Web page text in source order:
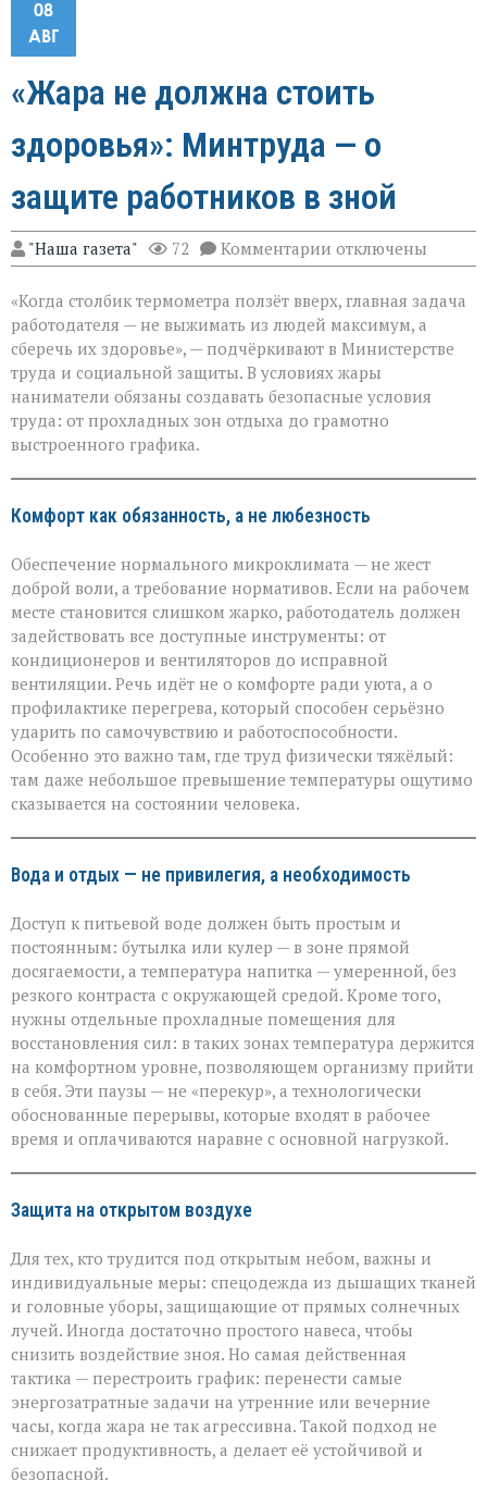
08
АВГ
«Жара не должна стоить
здоровья»: Минтруда — о
защите работников в зной
"Наша газета" 72 Комментарии к
записи
не
должна
стоить
здоровья»:
Минтруда — о
защите
работников
в
отключены
«Когда столбик термометра ползёт вверх, главная задача
работодателя — не выжимать из людей максимум, а
сберечь их здоровье», — подчёркивают в Министерстве
труда и социальной защиты. В условиях жары
наниматели обязаны создавать безопасные условия
труда: от прохладных зон отдыха до грамотно
выстроенного графика.
Комфорт как обязанность, а не любезность
Обеспечение нормального микроклимата — не жест
доброй воли, а требование нормативов. Если на рабочем
месте становится слишком жарко, работодатель должен
задействовать все доступные инструменты: от
кондиционеров и вентиляторов до исправной
вентиляции. Речь идёт не о комфорте ради уюта, а о
профилактике перегрева, который способен серьёзно
ударить по самочувствию и работоспособности.
Особенно это важно там, где труд физически тяжёлый:
там даже небольшое превышение температуры ощутимо
сказывается на состоянии человека.
Вода и отдых — не привилегия, а необходимость
Доступ к питьевой воде должен быть простым и
постоянным: бутылка или кулер — в зоне прямой
досягаемости, а температура напитка — умеренной, без
резкого контраста с окружающей средой. Кроме того,
нужны отдельные прохладные помещения для
восстановления сил: в таких зонах температура держится
на комфортном уровне, позволяющем организму прийти
в себя. Эти паузы — не «перекур», а технологически
обоснованные перерывы, которые входят в рабочее
время и оплачиваются наравне с основной нагрузкой.
Защита на открытом воздухе
Для тех, кто трудится под открытым небом, важны и
индивидуальные меры: спецодежда из дышащих тканей
и головные уборы, защищающие от прямых солнечных
лучей. Иногда достаточно простого навеса, чтобы
снизить воздействие зноя. Но самая действенная
тактика — перестроить график: перенести самые
энергозатратные задачи на утренние или вечерние
часы, когда жара не так агрессивна. Такой подход не
снижает продуктивность, а делает её устойчивой и
безопасной.